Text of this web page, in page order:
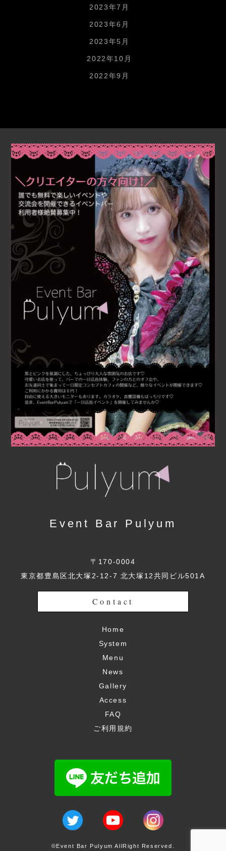
2023年7月
2023年6月
2023年5月
2022年10月
2022年9月
Event Bar Pulyum
〒170-0004
東京都豊島区北大塚2-12-7 北大塚12共同ビル501A
Contact
Home
System
Menu
News
Gallery
Access
FAQ
ご利用規約
©Event Bar Pulyum AllRight Reserved.